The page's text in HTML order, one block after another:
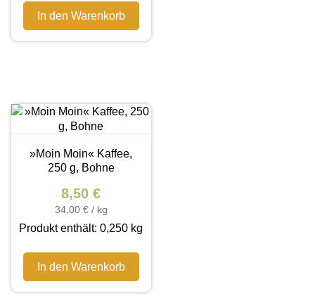
In den Warenkorb
»Moin Moin« Kaffee,
250 g, Bohne
8,50€
34,00 €/ kg
Produkt enthält: 0,250 kg
In den Warenkorb